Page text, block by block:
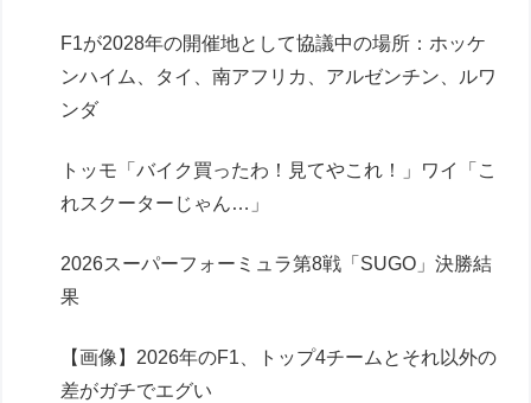
F1が2028年の開催地として協議中の場所：ホッケ
ンハイム、タイ、南アフリカ、アルゼンチン、ルワ
ンダ
トッモ「バイク買ったわ！見てやこれ！」ワイ「こ
れスクーターじゃん…」
2026スーパーフォーミュラ第8戦「SUGO」決勝結
果
【画像】2026年のF1、トップ4チームとそれ以外の
差がガチでエグい